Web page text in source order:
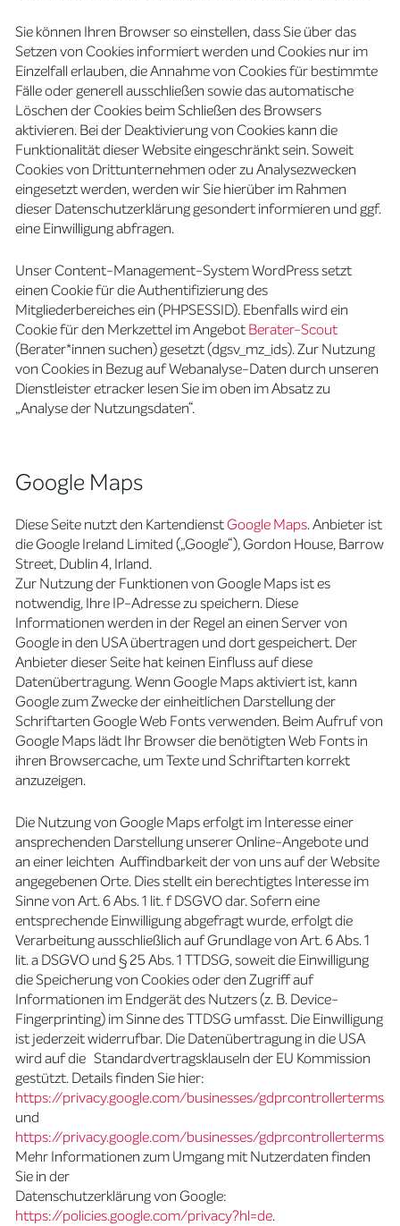
Sie können Ihren Browser so einstellen, dass Sie über das
Setzen von Cookies informiert werden und Cookies nur im
Einzelfall erlauben, die Annahme von Cookies für bestimmte
Fälle oder generell ausschließen sowie das automatische
Löschen der Cookies beim Schließen des Browsers
aktivieren. Bei der Deaktivierung von Cookies kann die
Funktionalität dieser Website eingeschränkt sein. Soweit
Cookies von Drittunternehmen oder zu Analysezwecken
eingesetzt werden, werden wir Sie hierüber im Rahmen
dieser Datenschutzerklärung gesondert informieren und ggf.
eine Einwilligung abfragen.
Unser Content-Management-System WordPress setzt
einen Cookie für die Authentifizierung des
Mitgliederbereiches ein (PHPSESSID). Ebenfalls wird ein
Cookie für den Merkzettel im AngebotBerater-Scout
(Berater*innen suchen) gesetzt (dgsv_mz_ids). Zur Nutzung
von Cookies in Bezug auf Webanalyse-Daten durch unseren
Dienstleister etracker lesen Sie im oben im Absatz zu
„Analyse der Nutzungsdaten“.
Google Maps
Diese Seite nutzt den KartendienstGoogle Maps. Anbieter ist
die Google Ireland Limited („Google“), Gordon House, Barrow
Street, Dublin 4, Irland.
Zur Nutzung der Funktionen von Google Maps ist es
notwendig, Ihre IP-Adresse zu speichern. Diese
Informationen werden in der Regel an einen Server von
Google in den USA übertragen und dort gespeichert. Der
Anbieter dieser Seite hat keinen Einfluss auf diese
Datenübertragung. Wenn Google Maps aktiviert ist, kann
Google zum Zwecke der einheitlichen Darstellung der
Schriftarten Google Web Fonts verwenden. Beim Aufruf von
Google Maps lädt Ihr Browser die benötigten Web Fonts in
ihren Browsercache, um Texte und Schriftarten korrekt
anzuzeigen.
Die Nutzung von Google Maps erfolgt im Interesse einer
ansprechenden Darstellung unserer Online-Angebote und
an einer leichten Auffindbarkeit der von uns auf der Website
angegebenen Orte. Dies stellt ein berechtigtes Interesse im
Sinne von Art. 6 Abs. 1 lit. f DSGVO dar. Sofern eine
entsprechende Einwilligung abgefragt wurde, erfolgt die
Verarbeitung ausschließlich auf Grundlage von Art. 6 Abs. 1
lit. a DSGVO und § 25 Abs. 1 TTDSG, soweit die Einwilligung
die Speicherung von Cookies oder den Zugriff auf
Informationen im Endgerät des Nutzers (z. B. Device-
Fingerprinting) im Sinne des TTDSG umfasst. Die Einwilligung
ist jederzeit widerrufbar. Die Datenübertragung in die USA
wird auf die Standardvertragsklauseln der EU Kommission
gestützt. Details finden Sie hier:
https://privacy.google.com/businesses/gdprcontrollerterms/
und
https://privacy.google.com/businesses/gdprcontrollerterms/
Mehr Informationen zum Umgang mit Nutzerdaten finden
Sie in der
Datenschutzerklärung von Google:
https://policies.google.com/privacy?hl=de.